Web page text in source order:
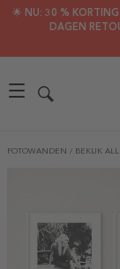
🌟 NU: 30 %
DAGEN
FOTOWANDEN / BEKIJK